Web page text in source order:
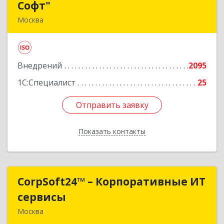
Софт"
Москва
Внедрений
2095
1С:Специалист
25
Отправить заявку
Показать контакты
Отправить заявку
Назад
CorpSoft24™ – Корпоративные ИТ
сервисы
Москва
CorpSoft24™ – Корпоративные ИТ